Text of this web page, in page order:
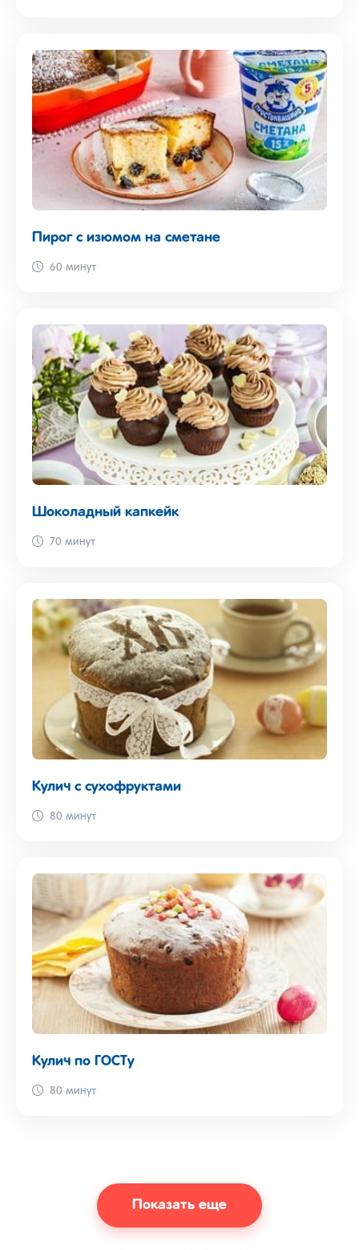
Пирог с изюмом на сметане
60 минут
Шоколадный капкейк
70 минут
Кулич с сухофруктами
80 минут
Кулич по ГОСТу
80 минут
Показать еще